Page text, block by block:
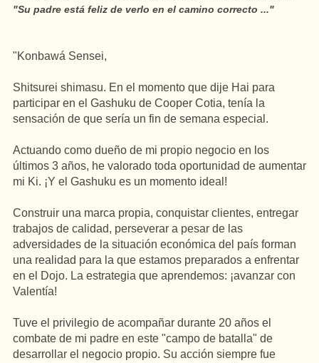
"Su padre está feliz de verlo en el camino correcto ..."
"Konbawá Sensei,
Shitsurei shimasu. En el momento que dije Hai para
participar en el Gashuku de Cooper Cotia, tenía la
sensación de que sería un fin de semana especial.
Actuando como dueño de mi propio negocio en los
últimos 3 años, he valorado toda oportunidad de aumentar
mi Ki. ¡Y el Gashuku es un momento ideal!
Construir una marca propia, conquistar clientes, entregar
trabajos de calidad, perseverar a pesar de las
adversidades de la situación económica del país forman
una realidad para la que estamos preparados a enfrentar
en el Dojo. La estrategia que aprendemos: ¡avanzar con
Valentía!
Tuve el privilegio de acompañar durante 20 años el
combate de mi padre en este "campo de batalla" de
desarrollar el negocio propio. Su acción siempre fue